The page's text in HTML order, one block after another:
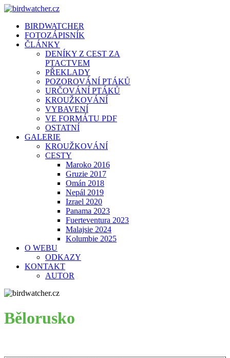
BIRDWATCHER
FOTOZÁPISNÍK
ČLÁNKY
DENÍKY Z CEST ZA
PTACTVEM
PŘEKLADY
POZOROVÁNÍ PTÁKŮ
URČOVÁNÍ PTÁKŮ
KROUŽKOVÁNÍ
VYBAVENÍ
VE FORMÁTU PDF
OSTATNÍ
GALERIE
KROUŽKOVÁNÍ
CESTY
Maroko 2016
Gruzie 2017
Omán 2018
Nepál 2019
Izrael 2020
Panama 2023
Fuerteventura 2023
Malajsie 2024
Kolumbie 2025
O WEBU
ODKAZY
KONTAKT
AUTOR
Bělorusko